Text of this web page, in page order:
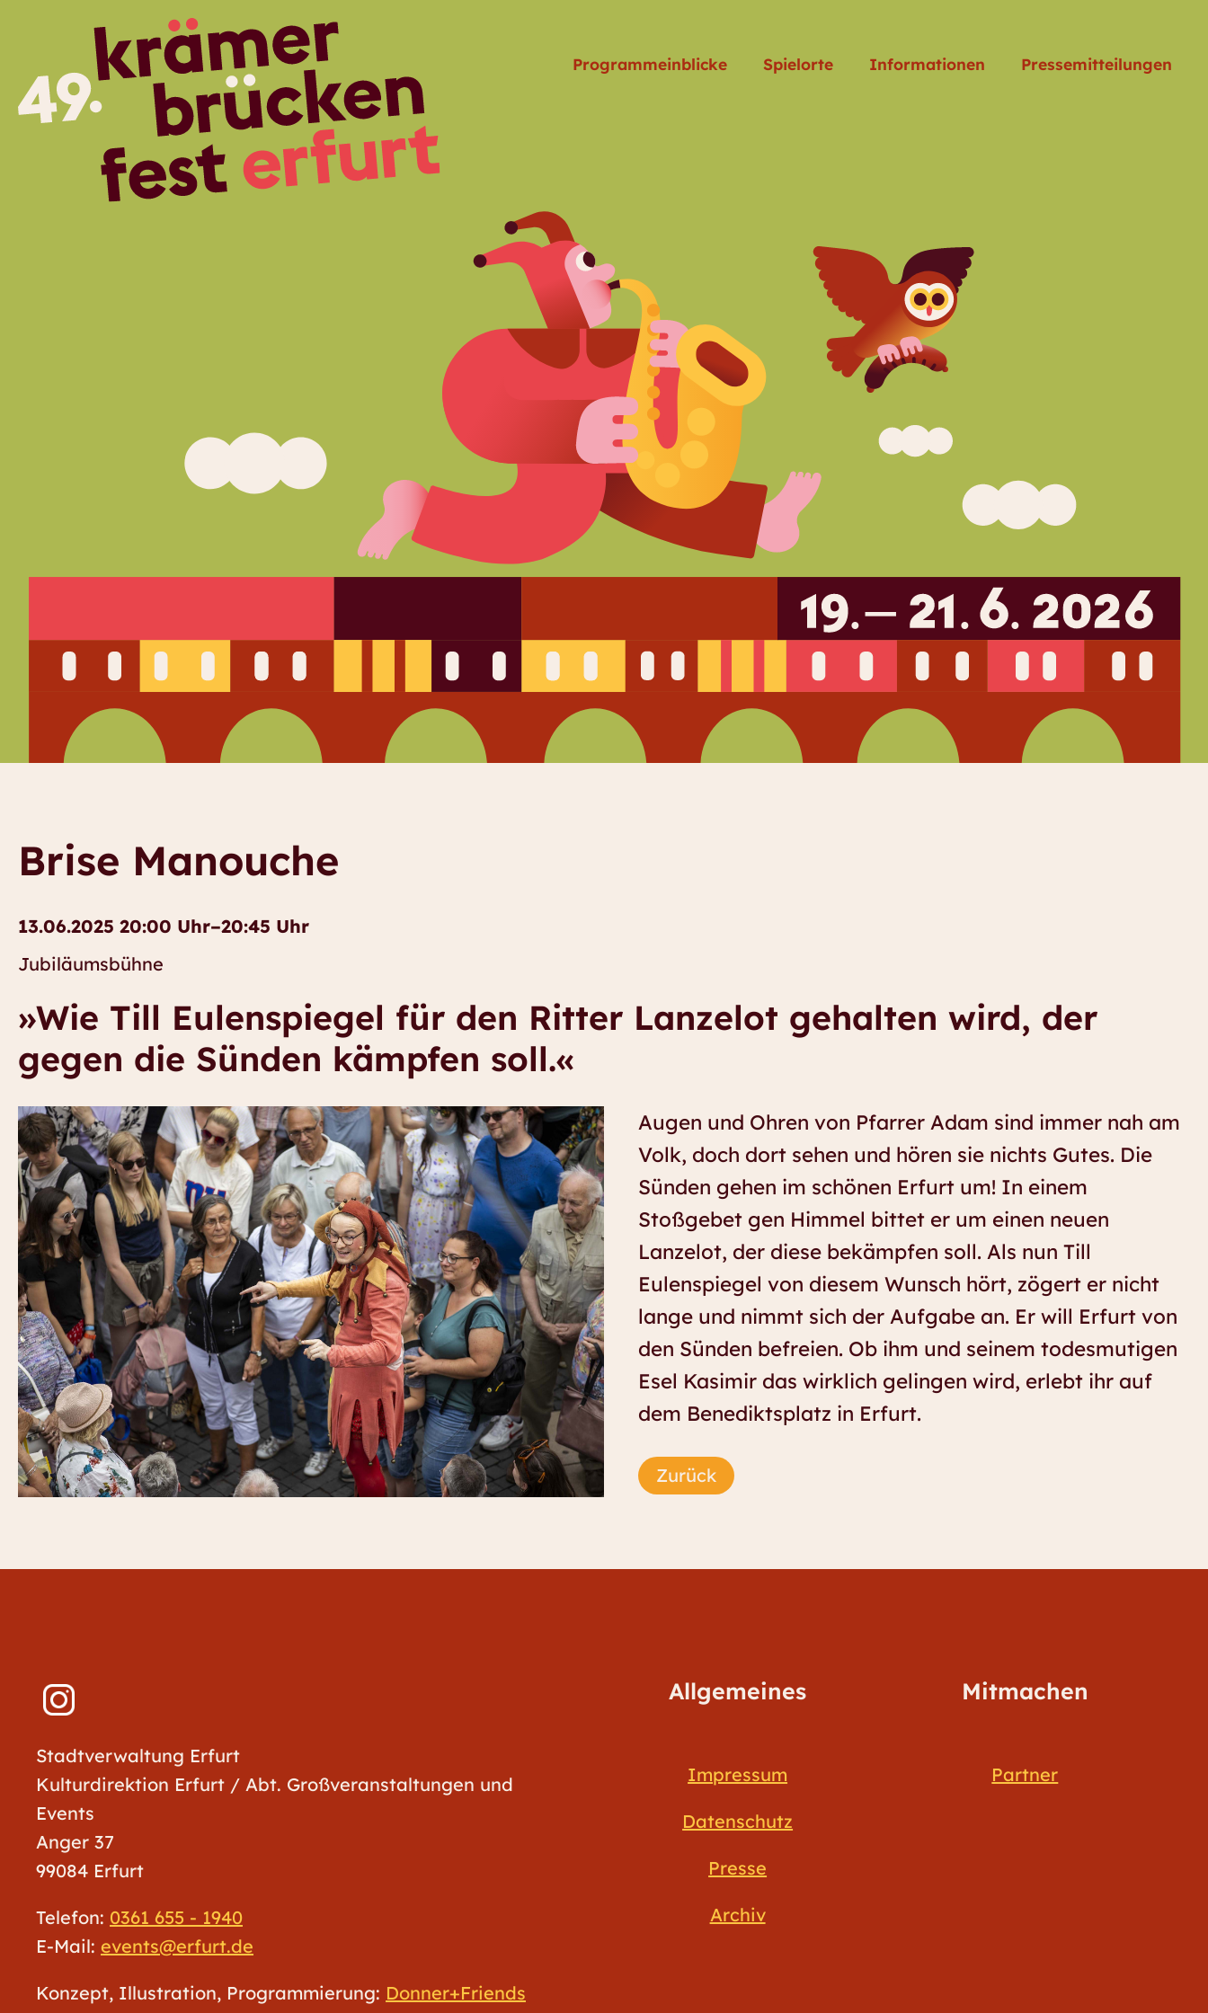
Programmeinblicke Spielorte Informationen Pressemitteilungen
Brise Manouche
13.06.2025 20:00 Uhr–20:45 Uhr
Jubiläumsbühne
»Wie Till Eulenspiegel für den Ritter Lanzelot gehalten wird, der
gegen die Sünden kämpfen soll.«
Augen und Ohren von Pfarrer Adam sind immer nah am
Volk, doch dort sehen und hören sie nichts Gutes. Die
Sünden gehen im schönen Erfurt um! In einem
Stoßgebet gen Himmel bittet er um einen neuen
Lanzelot, der diese bekämpfen soll. Als nun Till
Eulenspiegel von diesem Wunsch hört, zögert er nicht
lange und nimmt sich der Aufgabe an. Er will Erfurt von
den Sünden befreien. Ob ihm und seinem todesmutigen
Esel Kasimir das wirklich gelingen wird, erlebt ihr auf
dem Benediktsplatz in Erfurt.
Zurück
Stadtverwaltung Erfurt
Kulturdirektion Erfurt / Abt. Großveranstaltungen und
Events
Anger 37
99084 Erfurt
Telefon: 0361 655 - 1940
E-Mail: events@erfurt.de
Konzept, Illustration, Programmierung: Donner+Friends
Allgemeines
Impressum
Datenschutz
Presse
Archiv
Mitmachen
Partner